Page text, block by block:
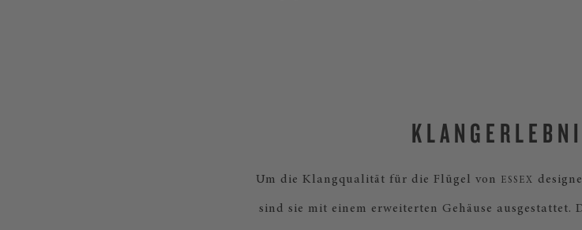
Um die Klangqualität für die Flügel von ESSEX
sind sie mit einem erweiterten Gehäuse ausgestattet.